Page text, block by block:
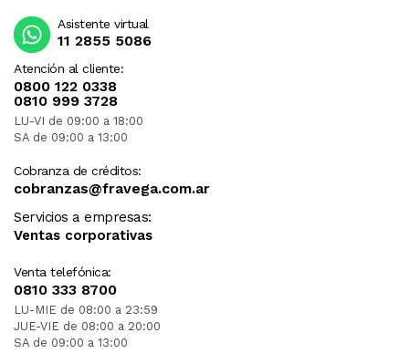
Atención al cliente:
0800 122 0338
0810 999 3728
LU-VI de 09:00 a 18:00
SA de 09:00 a 13:00
Cobranza de créditos:
cobranzas@fravega.com.ar
Servicios a empresas:
Ventas corporativas
Venta telefónica:
0810 333 8700
LU-MIE de 08:00 a 23:59
JUE-VIE de 08:00 a 20:00
SA de 09:00 a 13:00
Asistente virtual
11 2855 5086